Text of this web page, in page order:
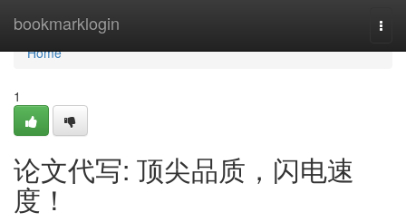
bookmarklogin
Home
Home
1
论文代写: 顶尖品质，闪电速
度！